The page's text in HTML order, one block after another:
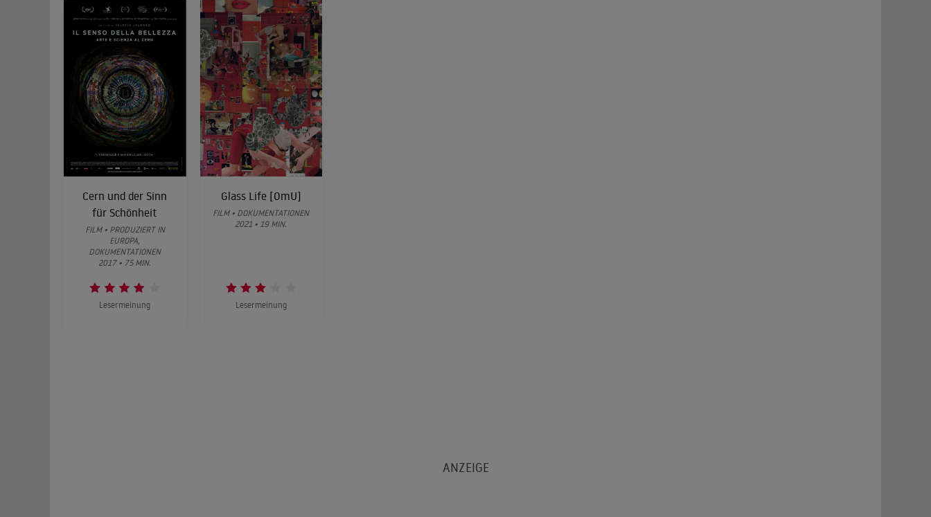
Cern und der Sinn
für Schönheit
FILM • PRODUZIERT IN
EUROPA,
DOKUMENTATIONEN
2017 • 75 MIN.
Lesermeinung
Glass Life [OmU]
FILM • DOKUMENTATIONEN
2021 • 19 MIN.
Lesermeinung